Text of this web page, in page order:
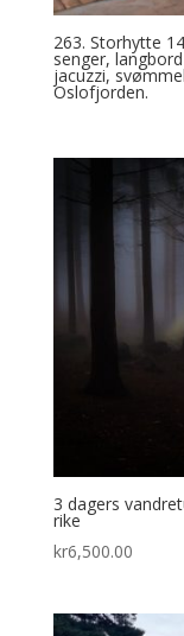
263. Storhytte
senger,
jacuzzi,
Oslofjorden.
3 dagers
rike
kr6,500.00